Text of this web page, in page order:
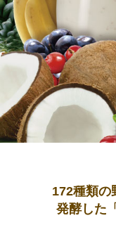
172種類の
発酵した